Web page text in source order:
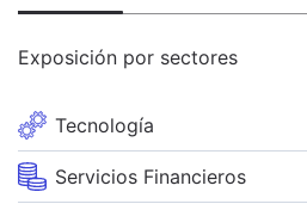
Exposición por sectores
Tecnología
Servicios Financieros